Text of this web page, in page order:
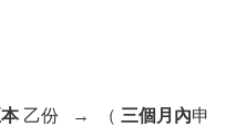
乙份 → （ 三個月內申